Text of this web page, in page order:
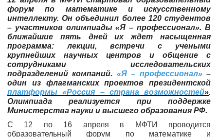
форум по математике и искусственному
интеллекту. Он объединил более 120 студентов
– участников олимпиады «Я – профессионал». В
ближайшие пять дней их ждет насыщенная
программа:
лекции, встречи с учеными
крупнейших научных центров и общение с
сотрудниками исследовательских
подразделений компаний. «Я – профессионал»–
один из флагманских проектов президентской
платформы «Россия – страна возможностей».
Олимпиада реализуется при поддержке
Министерства науки и высшего образования РФ.
С 12 по 16 апреля в МФТИ проводится
образовательный форум по математике и